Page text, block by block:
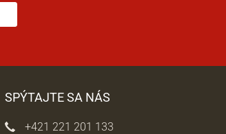
SPÝTAJTE SA NÁS
+421 221 201 133